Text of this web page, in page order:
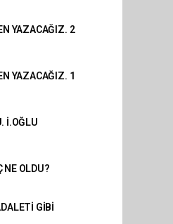
YAZACAĞIZ. 2
YAZACAĞIZ. 1
İ.OĞLU
NE OLDU?
GİBİ